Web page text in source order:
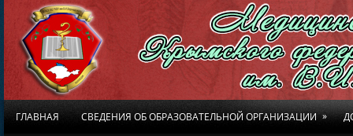
ГЛАВНАЯ СВЕДЕНИЯ ОБ ОБРАЗОВАТЕЛЬНОЙ ОРГАНИЗАЦИИ »